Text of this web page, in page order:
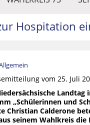
Hospitation
vom 25. Juli
„Schülerinnen und
Christian Calderone
seinem Wahlkreis